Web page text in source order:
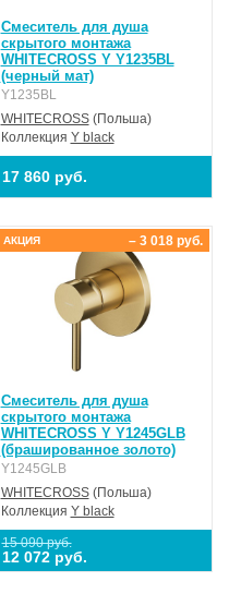
Смеситель для душа
скрытого монтажа
WHITECROSS Y Y1235BL
(черный мат)
Y1235BL
WHITECROSS(Польша)
Коллекция Y black
17 860 руб.
Смеситель для душа
скрытого монтажа
WHITECROSS Y Y1245GLB
(брашированное золото)
Y1245GLB
WHITECROSS(Польша)
Коллекция Y black
15 090 руб.
12 072 руб.
– 3 018 руб.
АКЦИЯ